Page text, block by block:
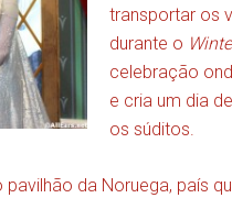
transportar os
durante o
celebração
e cria um dia
os súditos.
da Noruega, país